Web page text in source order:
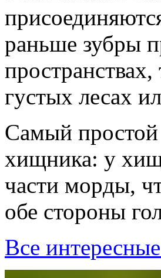
раньше зубры
густых лесах
Самый пpостой
хищника: y
части моpды,
обе стоpоны
Все